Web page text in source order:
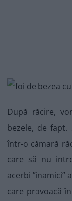
După răcire,
bezele, de
într-o cămară
care să nu
acerbi ”inamici”
care provoacă